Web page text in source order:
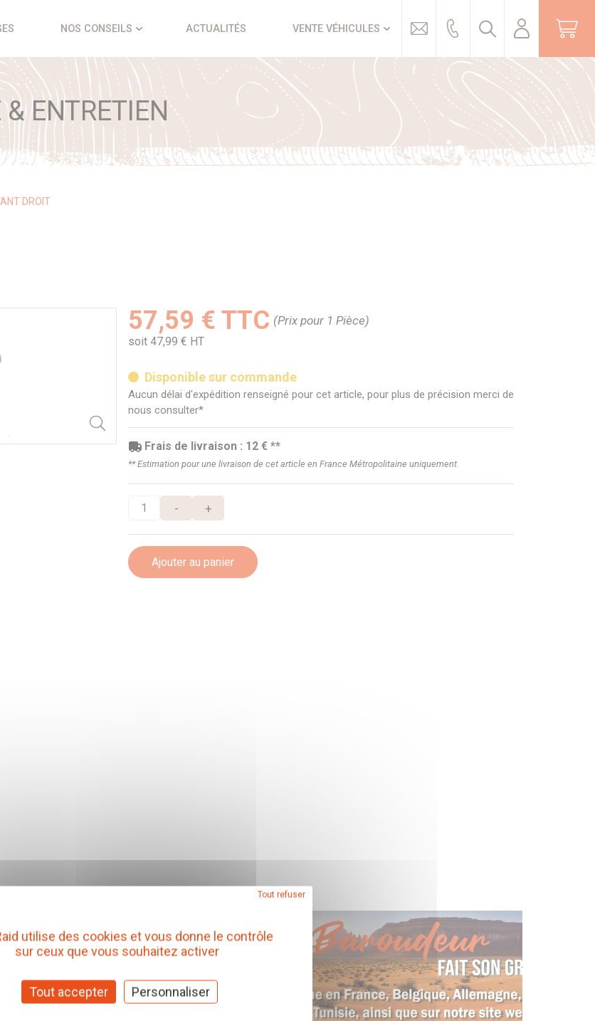
NOS CONSEILS ACTUALITÉS VENTE VÉHICULES
ENTRETIEN
DROIT
57,59 € TTC (Prix pour 1 Pièce)
soit 47,99 € HT
Disponible sur commande
Aucun délai d'expédition renseigné pour cet article, pour plus de précision merci de
nous consulter*
Frais de livraison : 12 € **
** Estimation pour une livraison de cet article en France Métropolitaine uniquement.
- +
Ajouter au panier
utilise des cookies et vous donne le contrôle
sur ceux que vous souhaitez activer
Tout accepter
Tout refuser
Personnaliser